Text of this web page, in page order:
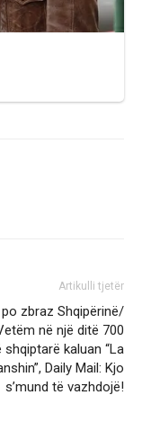
Artikulli tjetër
po zbraz Shqipërinë/
në një ditë 700
kaluan “La
Daily Mail: Kjo
s’mund të vazhdojë!